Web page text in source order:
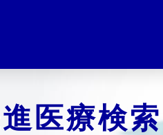
医療検索